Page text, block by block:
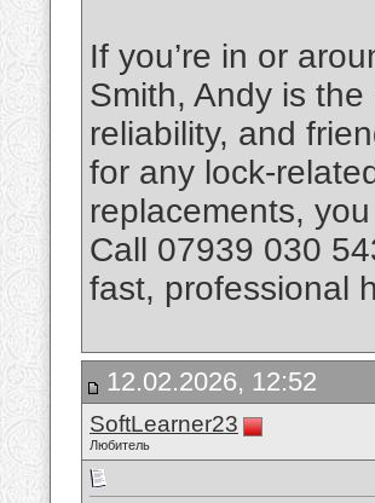
If you’re in or
Smith, Andy is
reliability, and
for any lock-
replacements,
Call 07939 030
fast, professional
12.02.2026, 12:52
SoftLearner23
Любитель